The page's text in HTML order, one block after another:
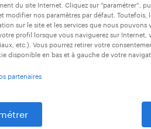
du site Internet. Cliquez sur “paramétrer”,
modifier nos paramètres par défaut.
sur le site et les services que nous
profil lorsque vous naviguerez sur
etc.). Vous pourrez retirer votre
disponible en bas et à gauche de votre
partenaires